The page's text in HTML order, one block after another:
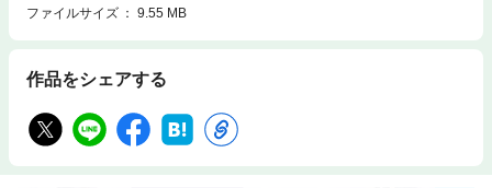
ファイルサイズ
9.55 MB
作品をシェアする